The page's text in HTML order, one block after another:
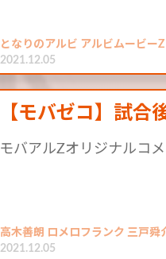
となりのアルビ アルビムービー
2021.12.05
【モバゼコ】試
モバアルZオリジナルコ
高木善朗 ロメロフランク 三戸
2021.12.05